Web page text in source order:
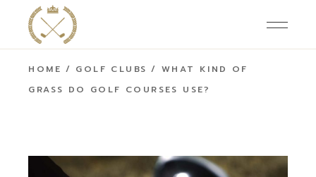
HOME GOLF CLUBS
WHAT KIND OF
GRASS DO GOLF COURSES USE?